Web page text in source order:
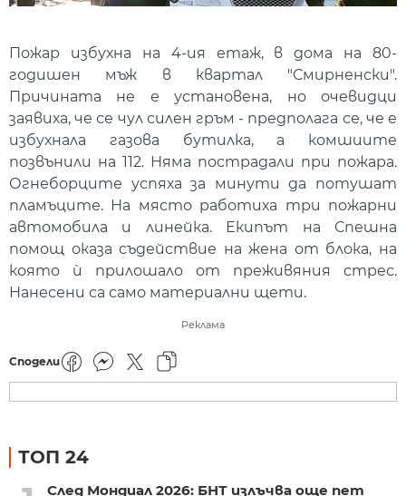
Пожар избухна на 4-ия етаж, в дома на 80-
годишен мъж в квартал "Смирненски".
Причината не е установена, но очевидци
заявиха, че се чул силен гръм - предполага се, че е
избухнала газова бутилка, а комшиите
позвънили на 112. Няма пострадали при пожара.
Огнеборците успяха за минути да потушат
пламъците. На място работиха три пожарни
автомобила и линейка. Екипът на Спешна
помощ оказа съдействие на жена от блока, на
която ѝ прилошало от преживяния стрес.
Нанесени са само материални щети.
Реклама
Сподели
ТОП 24
След Мондиал 2026: БНТ излъчва още пет